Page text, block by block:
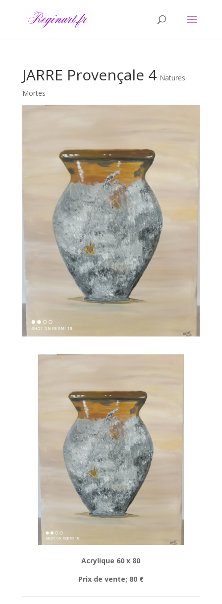
JARRE Provençale 4 Natures
Mortes
Acrylique 60 x 80
Prix de vente; 80 €